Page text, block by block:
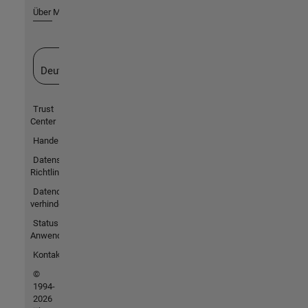
Über MathWorks
Deutschland
Trust
Center
Handelsmarken
Datenschutz-
Richtlinien
Datendiebstahl
verhindern
Status von
Anwendungen
Kontakt
©
1994-
2026